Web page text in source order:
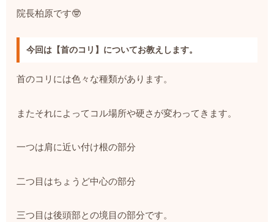
院長柏原です🤓
今回は【首のコリ】についてお教えします。
首のコリには色々な種類があります。
またそれによってコル場所や硬さが変わってきます。
一つは肩に近い付け根の部分
二つ目はちょうど中心の部分
三つ目は後頭部との境目の部分です。